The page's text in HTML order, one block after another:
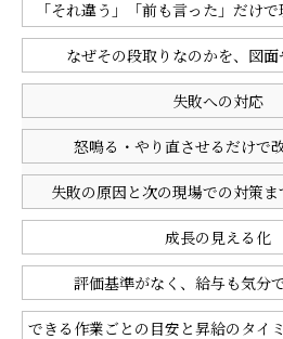
「それ違う」「前も言った」だけ
なぜその段取りなのかを、図面
失敗への対応
怒鳴る・やり直させるだけで
失敗の原因と次の現場での対策ま
成長の見える化
評価基準がなく、給与も気分
できる作業ごとの目安と昇給のタイ